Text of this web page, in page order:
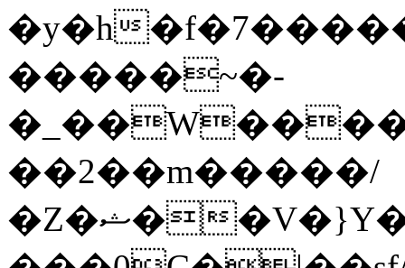
�y�h
�����~�-
��2��m�����/
�Z�ޝ��V�}Y�I�ծ�O�����S��]z��w��7�޷�����h���u��7w.ϻ���8X��ͮ�����W�dm�Jߜ��q/>?